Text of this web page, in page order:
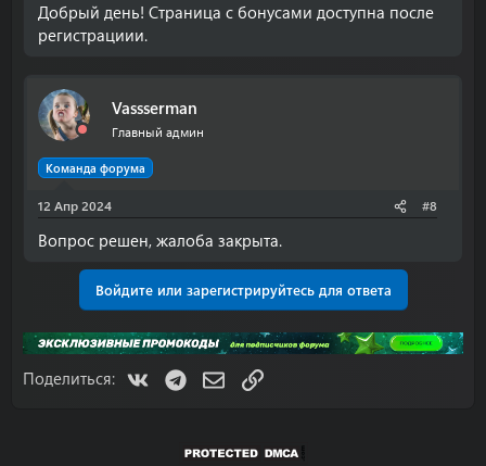
Добрый день! Страница с бонусами доступна после
регистрациии.
Vassserman
Главный админ
Команда форума
12 Апр 2024 #8
Вопрос решен, жалоба закрыта.
Войдите или зарегистрируйтесь для ответа
Поделиться: VK TelegramЭлектронная почта
Ссылка